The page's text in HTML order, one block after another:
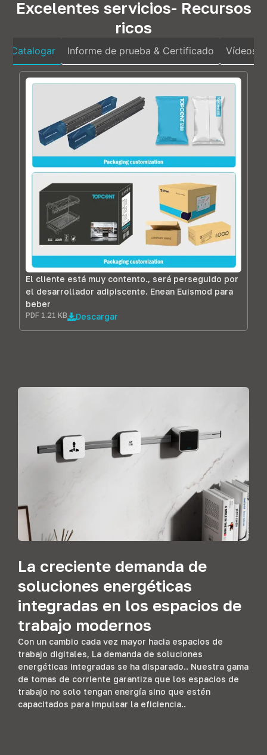
Excelentes servicios- Recursos
ricos
Catalogar Informe de prueba & Certificado Vídeos
El cliente está muy contento., será perseguido por
el desarrollador adipiscente. Enean Euismod para
beber
PDF 1.21 KB Descargar
La creciente demanda de
soluciones energéticas
integradas en los espacios de
trabajo modernos
Con un cambio cada vez mayor hacia espacios de
trabajo digitales, La demanda de soluciones
energéticas integradas se ha disparado.. Nuestra gama
de tomas de corriente garantiza que los espacios de
trabajo no solo tengan energía sino que estén
capacitados para impulsar la eficiencia..